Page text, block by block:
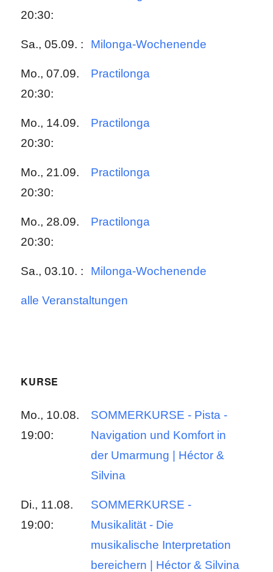
20:30:
Sa., 05.09. : Milonga-Wochenende
Mo., 07.09.
20:30:
Practilonga
Mo., 14.09.
20:30:
Practilonga
Mo., 21.09.
20:30:
Practilonga
Mo., 28.09.
20:30:
Practilonga
Sa., 03.10. : Milonga-Wochenende
alle Veranstaltungen
KURSE
Mo., 10.08.
19:00:
SOMMERKURSE - Pista -
Navigation und Komfort in
der Umarmung | Héctor &
Silvina
Di., 11.08.
19:00:
SOMMERKURSE -
Musikalität - Die
musikalische Interpretation
bereichern | Héctor & Silvina